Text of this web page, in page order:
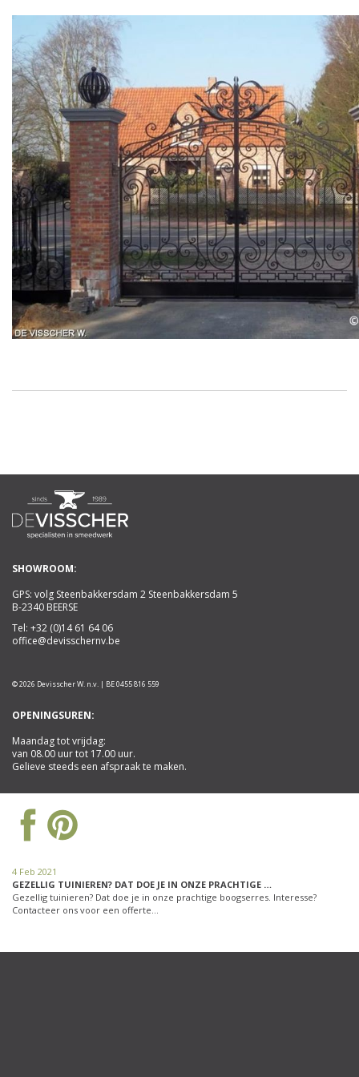
SHOWROOM:
GPS: volg Steenbakkersdam 2 Steenbakkersdam 5
B-2340 BEERSE
Tel: +32 (0)14 61 64 06
office@devisschernv.be
© 2026 Devisscher W. n.v. | BE 0455 816 559
OPENINGSUREN:
Maandag tot vrijdag:
van 08.00 uur tot 17.00 uur.
Gelieve steeds een afspraak te maken.
4 Feb 2021
GEZELLIG TUINIEREN? DAT DOE JE IN ONZE PRACHTIGE …
Gezellig tuinieren? Dat doe je in onze prachtige boogserres. Interesse?
Contacteer ons voor een offerte…